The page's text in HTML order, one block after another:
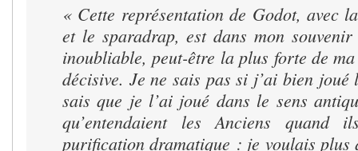
« Cette représentation de Godot, avec
et le sparadrap, est dans mon souvenir
inoubliable, peut-être la plus forte de
décisive. Je ne sais pas si j’ai bien
sais que je l’ai joué dans le sens
qu’entendaient les Anciens quand
purification dramatique : je voulais plus